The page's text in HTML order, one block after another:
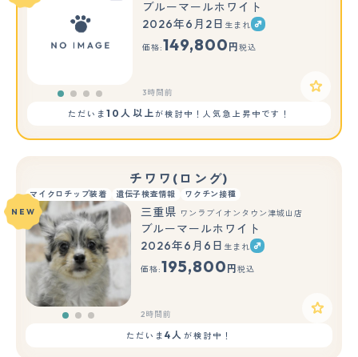
ブルーマールホワイト
2026年6月2日 生まれ
価格:149,800 円 税込
3時間前
ただいま10人以上が検討中！人気急上昇中です！
チワワ(ロング)
マイクロチップ装着 遺伝子検査情報 ワクチン接種
もっと見る
NEW 三重県 ワンラブイオンタウン津城山店
ブルーマールホワイト
2026年6月6日 生まれ
価格:195,800 円 税込
2時間前
ただいま4人 が検討中！